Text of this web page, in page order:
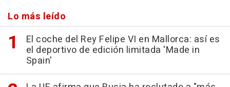
Lo más leído
El coche del Rey Felipe VI en Mallorca: así es
el deportivo de edición limitada 'Made in
Spain'